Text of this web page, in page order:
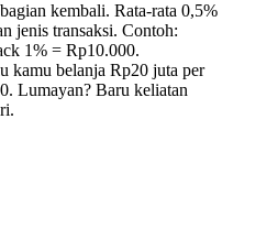
kembali. Rata-rata 0,5%
jenis transaksi. Contoh:
1% = Rp10.000.
kamu belanja Rp20 juta per
Lumayan? Baru keliatan